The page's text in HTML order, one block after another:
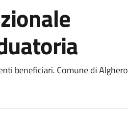
beneficiari. Comune di Alghero